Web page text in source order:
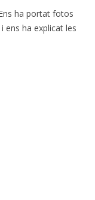
ha portat fotos
ens ha explicat les